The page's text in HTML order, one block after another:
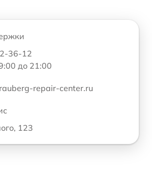
36-12
до 21:00
repair-center.ru
123